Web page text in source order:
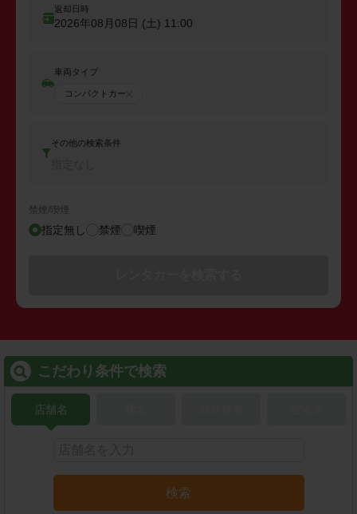
返却日時
2026年08月08日 (土) 11:00
車両タイプ
コンパクトカー
その他の検索条件
禁煙/喫煙
指定無し 禁煙 喫煙
こだわり条件で検索
店舗名
検索